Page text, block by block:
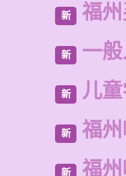
新 福
新 一
新 儿
新 福
新 福